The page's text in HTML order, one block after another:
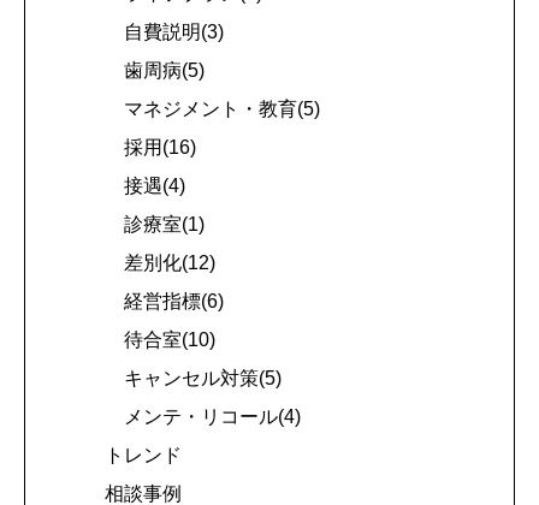
自費説明(3)
歯周病(5)
マネジメント・教育(5)
採用(16)
接遇(4)
診療室(1)
差別化(12)
経営指標(6)
待合室(10)
キャンセル対策(5)
メンテ・リコール(4)
トレンド
相談事例